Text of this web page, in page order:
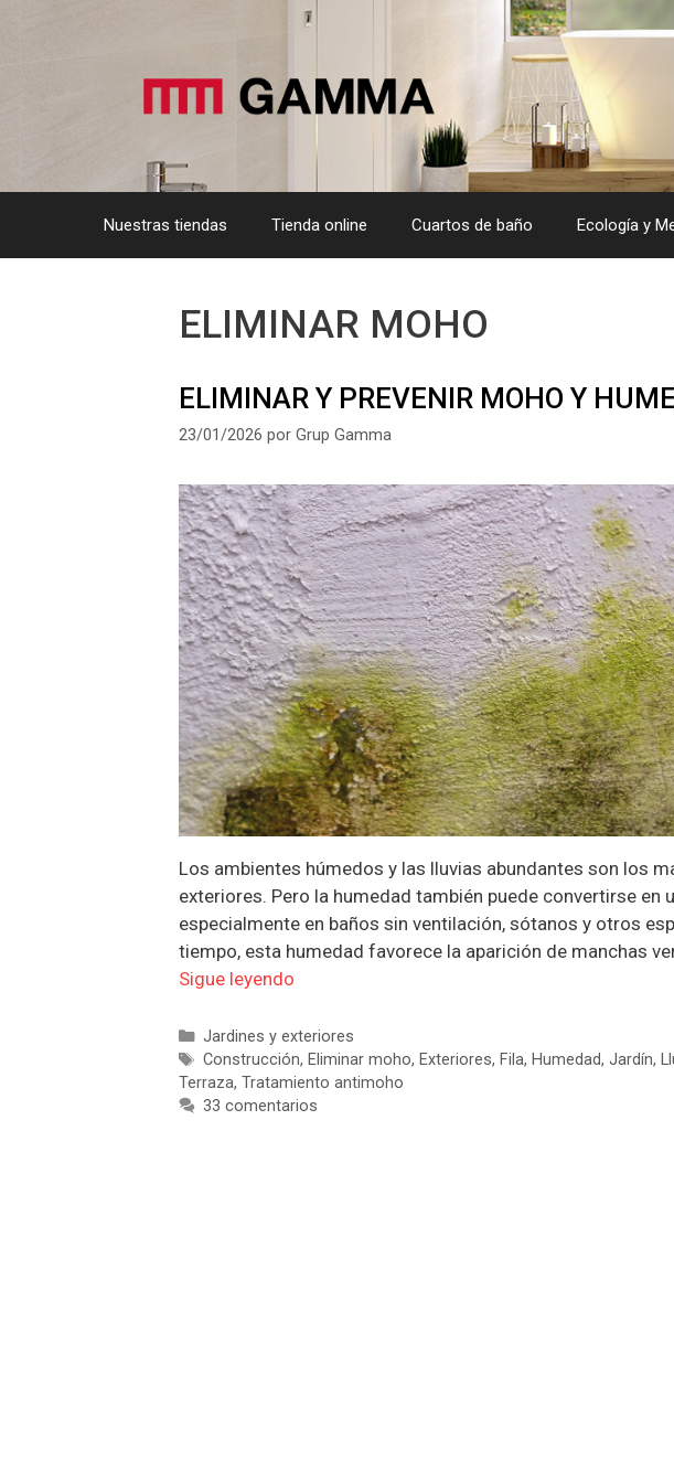
Nuestras tiendas Tienda online Cuartos de baño Ecología y
ELIMINAR MOHO
ELIMINAR Y PREVENIR MOHO Y
23/01/2026 por Grup Gamma
Los ambientes húmedos y las lluvias abundantes son los
exteriores. Pero la humedad también puede convertirse en
especialmente en baños sin ventilación, sótanos y otros
tiempo, esta humedad favorece la aparición de manchas
Sigue leyendo
Categorías
Jardines y exteriores
Etiquetas
Construcción, Eliminar moho, Exteriores, Fila, Humedad, Jardín,
Terraza, Tratamiento antimoho
33 comentarios